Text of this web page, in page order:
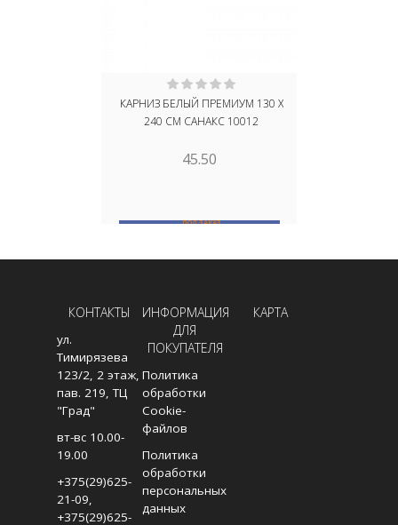
КАРНИЗ БЕЛЫЙ ПРЕМИУМ 130 Х
240 СМ САНАКС 10012
45.50
ПОД ЗАКАЗ
КОНТАКТЫ
ул.
Тимирязева
123/2, 2 этаж,
пав. 219, ТЦ
"Град"
вт-вс 10.00-
19.00
+375(29)625-
21-09,
+375(29)625-
ИНФОРМАЦИЯ
ДЛЯ
ПОКУПАТЕЛЯ
Политика
обработки
Cookie-
файлов
Политика
обработки
персональных
данных
КАРТА